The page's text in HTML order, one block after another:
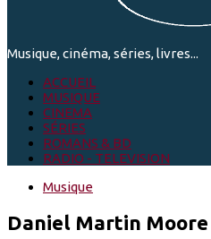
Musique, cinéma, séries, livres...
ACCUEIL
MUSIQUE
CINEMA
SÉRIES
ROMANS & BD
RADIO - TELEVISION
Musique
Daniel Martin Moore